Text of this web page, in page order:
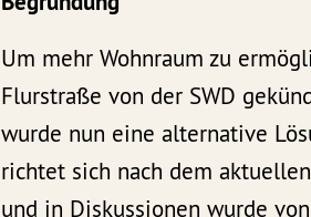
Um mehr Wohnraum zu
Flurstraße von der SWD
wurde nun eine alternative
richtet sich nach dem
und in Diskussionen wurde